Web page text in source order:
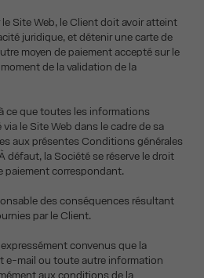
Site Web, le Client doit avoir atteint
juridique, et détenir une carte de
moyen de paiement accepté sur le
de la validation de la
ce que toutes les informations
le Site Web dans le cadre de sa
aux présentes Conditions générales
défaut, la Société se réserve le droit
paiement correspondant.
des conséquences résultant
par le Client.
convenus que la
e-mail ou toute autre information
aux conditions de la